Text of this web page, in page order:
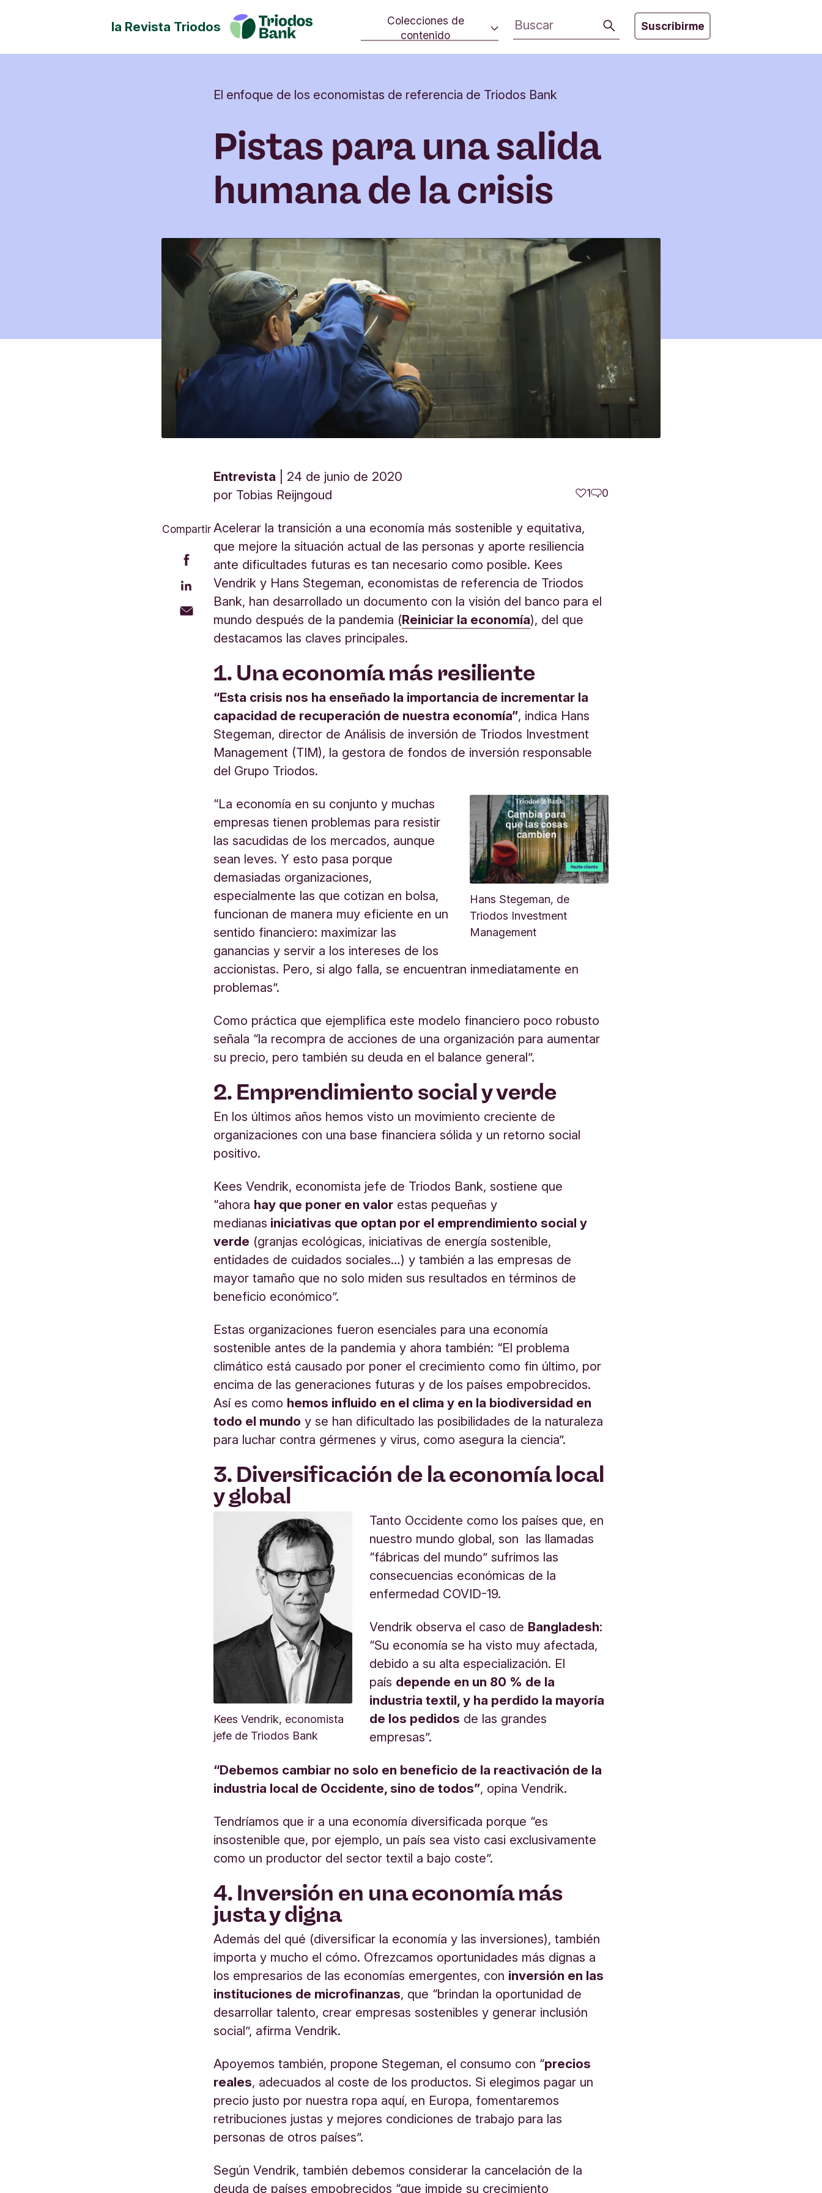
la Revista Triodos
Colecciones de
contenido
Buscar Suscribirme
Tu dinero tiene potencial de cambio.
sociedad, la cultura y el entorno.
Consumo consciente
Inversión de impacto
El enfoque de los economistas de referencia de Triodos Bank
Pistas para una salida
humana de la crisis
Entrevista
24 de junio de 2020
por Tobias Reijngoud 1 0
Compartir Acelerar la transición a una economía más sostenible y equitativa,
que mejore la situación actual de las personas y aporte resiliencia
ante dificultades futuras es tan necesario como posible. Kees
Vendrik y Hans Stegeman, economistas de referencia de Triodos
Bank, han desarrollado un documento con la visión del banco para el
mundo después de la pandemia (Reiniciar la economía), del que
destacamos las claves principales.
1. Una economía más resiliente
“Esta crisis nos ha enseñado la importancia de incrementar la
capacidad de recuperación de nuestra economía”, indica Hans
Stegeman, director de Análisis de inversión de Triodos Investment
Management (TIM), la gestora de fondos de inversión responsable
del Grupo Triodos.
Hans Stegeman, de
Triodos Investment
Management
“La economía en su conjunto y muchas
empresas tienen problemas para resistir
las sacudidas de los mercados, aunque
sean leves. Y esto pasa porque
demasiadas organizaciones,
especialmente las que cotizan en bolsa,
funcionan de manera muy eficiente en un
sentido financiero: maximizar las
ganancias y servir a los intereses de los
accionistas. Pero, si algo falla, se encuentran inmediatamente en
problemas”.
Como práctica que ejemplifica este modelo financiero poco robusto
señala “la recompra de acciones de una organización para aumentar
su precio, pero también su deuda en el balance general”.
2. Emprendimiento social y verde
En los últimos años hemos visto un movimiento creciente de
organizaciones con una base financiera sólida y un retorno social
positivo.
Kees Vendrik, economista jefe de Triodos Bank, sostiene que
“ahora hay que poner en valor estas pequeñas y
medianas iniciativas que optan por el emprendimiento social y
verde (granjas ecológicas, iniciativas de energía sostenible,
entidades de cuidados sociales…) y también a las empresas de
mayor tamaño que no solo miden sus resultados en términos de
beneficio económico”.
Estas organizaciones fueron esenciales para una economía
sostenible antes de la pandemia y ahora también: “El problema
climático está causado por poner el crecimiento como fin último, por
encima de las generaciones futuras y de los países empobrecidos.
Así es como hemos influido en el clima y en la biodiversidad en
todo el mundo y se han dificultado las posibilidades de la naturaleza
para luchar contra gérmenes y virus, como asegura la ciencia”.
3. Diversificación de la economía local
y global
Kees Vendrik, economista
jefe de Triodos Bank
Tanto Occidente como los países que, en
nuestro mundo global, son las llamadas
“fábricas del mundo” sufrimos las
consecuencias económicas de la
enfermedad COVID-19.
Vendrik observa el caso de Bangladesh:
“Su economía se ha visto muy afectada,
debido a su alta especialización. El
país depende en un 80 % de la
industria textil, y ha perdido la mayoría
de los pedidos de las grandes
empresas”.
“Debemos cambiar no solo en beneficio de la reactivación de la
industria local de Occidente, sino de todos”, opina Vendrik.
Tendríamos que ir a una economía diversificada porque “es
insostenible que, por ejemplo, un país sea visto casi exclusivamente
como un productor del sector textil a bajo coste”.
4. Inversión en una economía más
justa y digna
Además del qué (diversificar la economía y las inversiones), también
importa y mucho el cómo. Ofrezcamos oportunidades más dignas a
los empresarios de las economías emergentes, con inversión en las
instituciones de microfinanzas, que “brindan la oportunidad de
desarrollar talento, crear empresas sostenibles y generar inclusión
social”, afirma Vendrik.
Apoyemos también, propone Stegeman, el consumo con “precios
reales, adecuados al coste de los productos. Si elegimos pagar un
precio justo por nuestra ropa aquí, en Europa, fomentaremos
retribuciones justas y mejores condiciones de trabajo para las
personas de otros países”.
Según Vendrik, también debemos considerar la cancelación de la
deuda de países empobrecidos “que impide su crecimiento